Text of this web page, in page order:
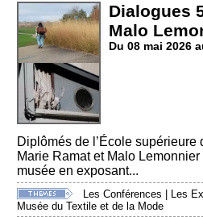
Dialogues
Malo
Du 08 mai 2026
Diplômés de l’École supérieure
Marie Ramat et Malo
musée en exposant...
Les Conférences Les
Musée du Textile et de la Mode